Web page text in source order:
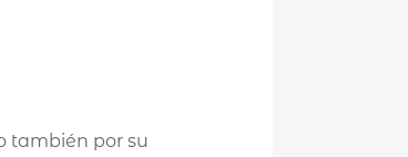
también por su